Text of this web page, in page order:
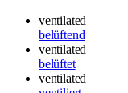
ventilated
belüftend
ventilated
belüftet
ventilated